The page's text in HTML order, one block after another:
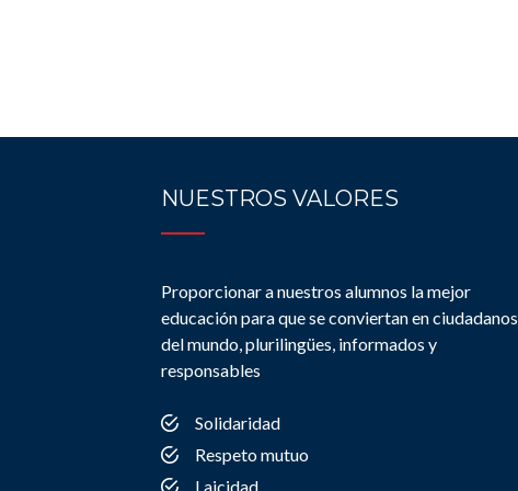
NUESTROS VALORES
Proporcionar a nuestros alumnos la mejor
educación para que se conviertan en ciudadanos
del mundo, plurilingües, informados y
responsables
Solidaridad
Respeto mutuo
Laicidad